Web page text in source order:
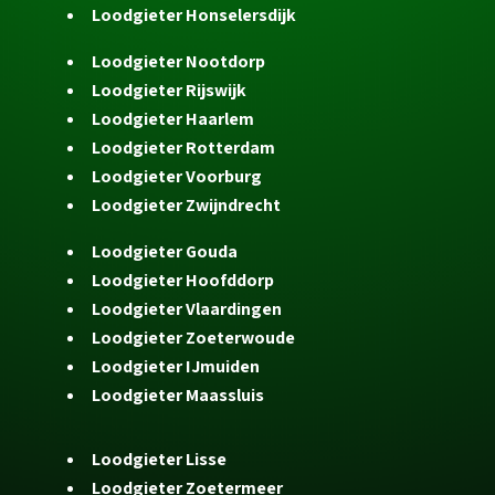
Loodgieter Honselersdijk
Loodgieter Nootdorp
Loodgieter Rijswijk
Loodgieter Haarlem
Loodgieter Rotterdam
Loodgieter Voorburg
Loodgieter Zwijndrecht
Loodgieter Gouda
Loodgieter Hoofddorp
Loodgieter Vlaardingen
Loodgieter Zoeterwoude
Loodgieter IJmuiden
Loodgieter Maassluis
Loodgieter Lisse
Loodgieter Zoetermeer